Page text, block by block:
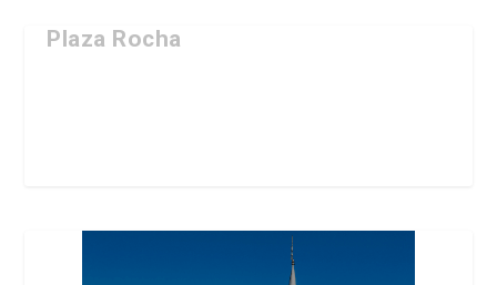
Plaza Rocha